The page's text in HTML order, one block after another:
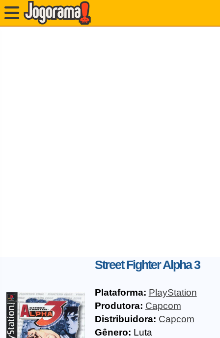
Street Fighter Alpha 3
Plataforma: PlayStation
Produtora: Capcom
Distribuidora: Capcom
Gênero: Luta